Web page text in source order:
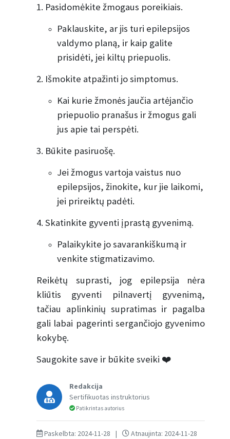
1. Pasidomėkite žmogaus poreikiais.
Paklauskite, ar jis turi epilepsijos
valdymo planą, ir kaip galite
prisidėti, jei kiltų priepuolis.
2. Išmokite atpažinti jo simptomus.
Kai kurie žmonės jaučia artėjančio
priepuolio pranašus ir žmogus gali
jus apie tai perspėti.
3. Būkite pasiruošę.
Jei žmogus vartoja vaistus nuo
epilepsijos, žinokite, kur jie laikomi,
jei prireiktų padėti.
4. Skatinkite gyventi įprastą gyvenimą.
Palaikykite jo savarankiškumą ir
venkite stigmatizavimo.
Reikėtų suprasti, jog epilepsija nėra
kliūtis gyventi pilnavertį gyvenimą,
tačiau aplinkinių supratimas ir pagalba
gali labai pagerinti sergančiojo gyvenimo
kokybę.
Saugokite save ir būkite sveiki ❤️
Redakcija
Sertifikuotas instruktorius
Patikrintas autorius
Paskelbta: 2024-11-28 | Atnaujinta: 2024-11-28